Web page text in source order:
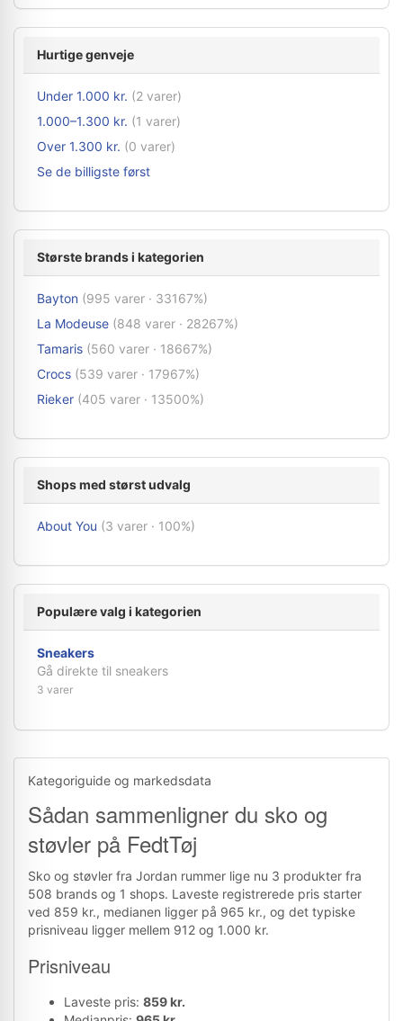
Hurtige genveje
Under 1.000 kr. (2 varer)
1.000–1.300 kr. (1 varer)
Over 1.300 kr. (0 varer)
Se de billigste først
Største brands i kategorien
Bayton (995 varer · 33167%)
La Modeuse (848 varer · 28267%)
Tamaris (560 varer · 18667%)
Crocs (539 varer · 17967%)
Rieker (405 varer · 13500%)
Shops med størst udvalg
About You (3 varer · 100%)
Populære valg i kategorien
Sneakers
Gå direkte til sneakers
3 varer
Kategoriguide og markedsdata
Sådan sammenligner du sko og
støvler på FedtTøj
Sko og støvler fra Jordan rummer lige nu 3 produkter fra
508 brands og 1 shops. Laveste registrerede pris starter
ved 859 kr., medianen ligger på 965 kr., og det typiske
prisniveau ligger mellem 912 og 1.000 kr.
Prisniveau
Laveste pris: 859 kr.